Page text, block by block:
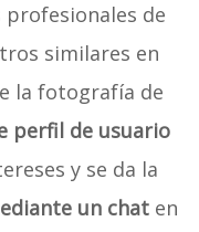
de
similares en
la fotografía de
perfil de usuario
y se da la
un chaten